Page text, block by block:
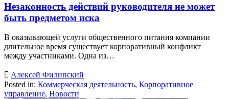
Незаконность действий руководителя не может
быть предметом иска
В оказывающей услуги общественного питания компании
длительное время существует корпоративный конфликт
между участниками. Одна из…
 Алексей Филипский
Posted in: Коммерческая деятельность, Корпоративное
управление, Новости